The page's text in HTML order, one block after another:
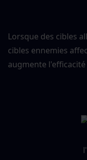
Lorsque des cibles
cibles ennemies
augmente